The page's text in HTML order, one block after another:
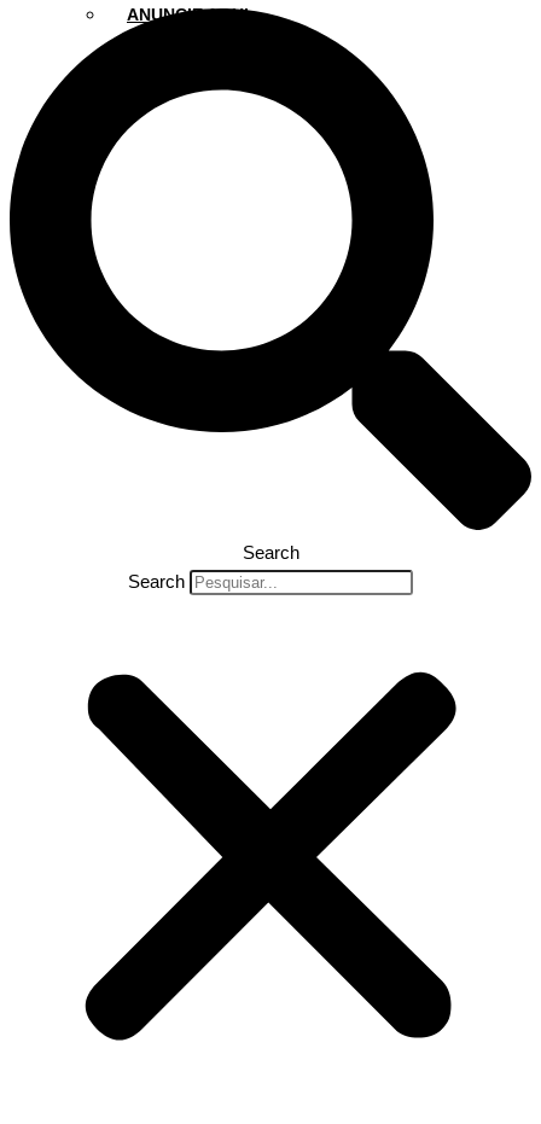
ANUNCIE AQUI
Search
Search